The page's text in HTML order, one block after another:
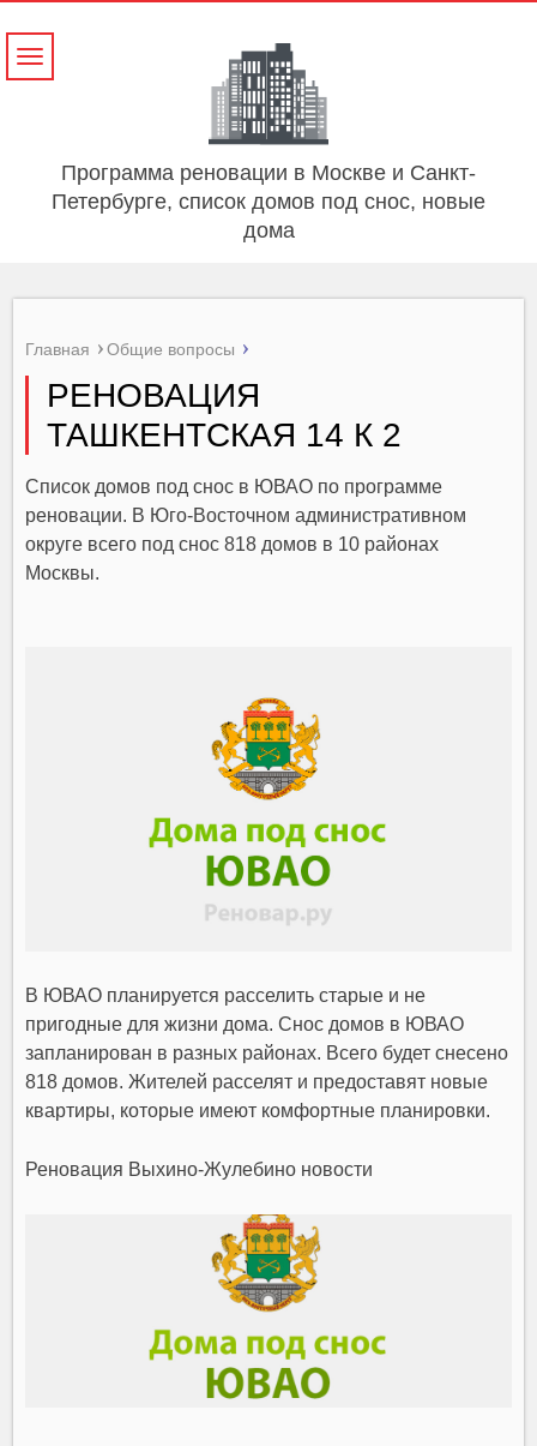
Программа реновации в Москве и Санкт-
Петербурге, список домов под снос, новые
дома
Навигация
Главная Общие вопросы
РЕНОВАЦИЯ
ТАШКЕНТСКАЯ 14 К 2
Список домов под снос в ЮВАО по программе
реновации. В Юго-Восточном административном
округе всего под снос 818 домов в 10 районах
Москвы.
В ЮВАО планируется расселить старые и не
пригодные для жизни дома. Снос домов в ЮВАО
запланирован в разных районах. Всего будет снесено
818 домов. Жителей расселят и предоставят новые
квартиры, которые имеют комфортные планировки.
Реновация Выхино-Жулебино новости